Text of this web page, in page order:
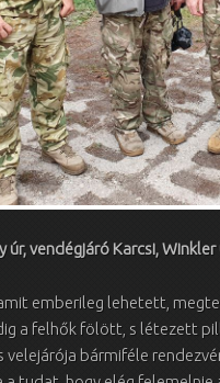
úr, vendégjáró Karcsi, Winkler
emberileg lehetett,
a felhők fölött, s létezett
velejárója bármiféle